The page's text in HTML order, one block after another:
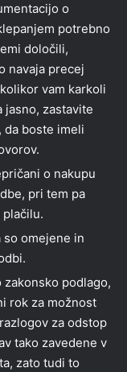
o
potrebno
določili,
navaja precej
vam karkoli
jasno, zastavite
da boste imeli
o nakupu
pri tem pa
omejene in
podlago,
rok za možnost
za odstop
tako zavedene v
zato tudi to